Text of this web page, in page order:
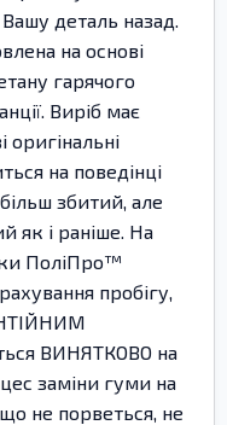
деталь назад.
на основі
гарячого
Виріб має
оригінальні
на поведінці
збитий, але
як і раніше. На
ПоліПро™
пробігу,
ВИНЯТКОВО на
заміни гуми на
не порветься, не